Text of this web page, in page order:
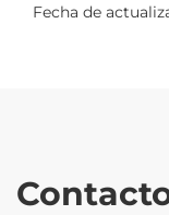
Fecha de